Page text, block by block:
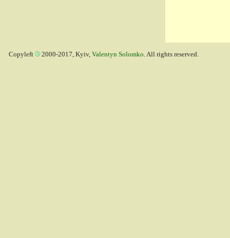
Copyleft 2000-2017, Kyiv, Valentyn Solomko. All rights reserved.